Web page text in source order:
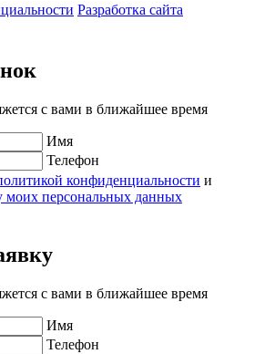
Разработка сайта
с вами в ближайшее время
Имя
Телефон
конфиденциальности и
моих персональных данных
с вами в ближайшее время
Имя
Телефон